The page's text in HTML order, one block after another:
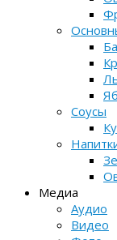
Соусы
Медиа
Аудио
Видео